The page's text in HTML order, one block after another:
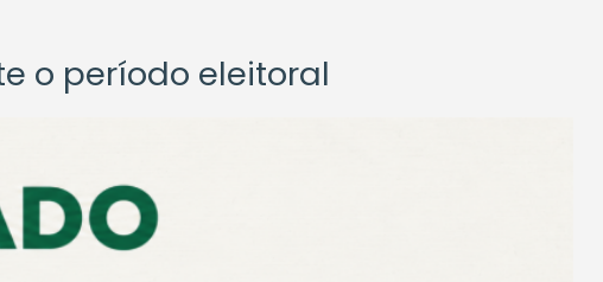
o período eleitoral